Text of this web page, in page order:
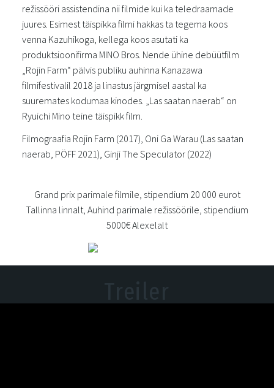
režissööri assistendina nii filmide kui ka teledraamade
juures. Esimest täispikka filmi hakkas ta tegema koos
venna Kazuhikoga, kellega koos asutati ka
produktsioonifirma MINO Bros. Nende ühine debüütfilm
„Rojin Farm“ pälvis publiku auhinna Kanazawa
filmifestivalil 2018 ja linastus järgmisel aastal ka
suuremates kodumaa kinodes. „Las saatan naerab“ on
Ryuichi Mino teine täispikk film.
Filmograafia Rojin Farm (2017), Oni Ga Warau (Las saatan
naerab, PÖFF 2021), Ginji The Speculator (2022)
Grand prix parimale filmile, stipendium 20 000 eurot
Tallinna linnalt, Auhind parimale režissöörile, stipendium
5000€ Alexelalt